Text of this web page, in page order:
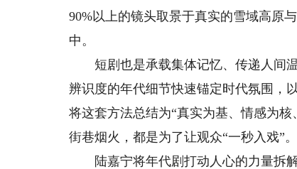
90%以上的镜头取景于真实的雪域高原
中。
短剧也是承载集体记忆、传递人间温
辨识度的年代细节快速锚定时代氛围，
将这套方法总结为“真实为基、情感为
街巷烟火，都是为了让观众“一秒入戏”。
陆嘉宁将年代剧打动人心的力量拆解